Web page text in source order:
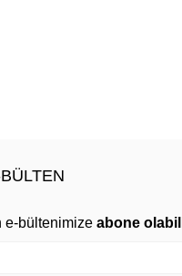
e-bültenimize abone